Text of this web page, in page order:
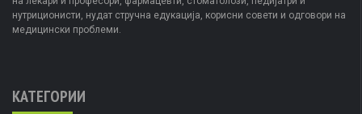
нутриционисти, нудат стручна едукација, корисни совети и одговори на
медицински проблеми.
КАТЕГОРИИ